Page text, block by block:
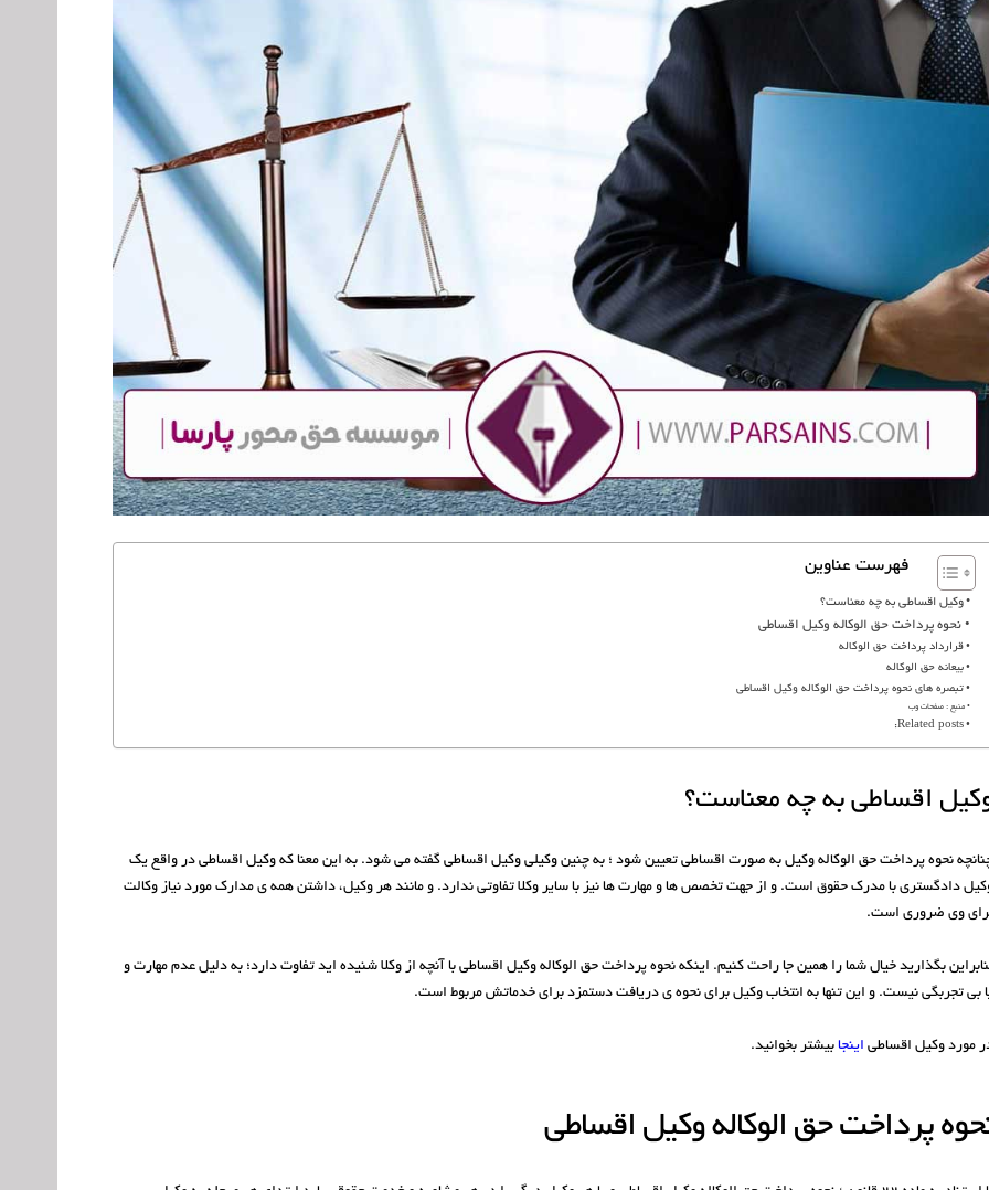
فهرست عناوین
وکیل اقساطی به چه معناست؟
نحوه پرداخت حق الوکاله وکیل اقساطی
قرارداد پرداخت حق الوکاله
بیعانه حق الوکاله
تبصره های نحوه پرداخت حق الوکاله وکیل اقساطی
منبع : صفحات وب
Related posts:
اقساطی به چه معناست؟
نحوه پرداخت حق الوکاله وکیل به صورت اقساطی تعیین شود ؛ به چنین وکیلی وکیل اقساطی گفته می شود. به این معنا که وکیل اقساطی در واقع یک
دادگستری با مدرک حقوق است. و از جهت تخصص ها و مهارت ها نیز با سایر وکلا تفاوتی ندارد. و مانند هر وکیل، داشتن همه ی مدارک مورد نیاز وکالت
وی ضروری است.
بگذارید خیال شما را همین جا راحت کنیم. اینکه نحوه پرداخت حق الوکاله وکیل اقساطی با آنچه از وکلا شنیده اید تفاوت دارد؛ به دلیل عدم مهارت و
بی تجربگی نیست. و این تنها به انتخاب وکیل برای نحوه ی دریافت دستمزد برای خدماتش مربوط است.
مورد وکیل اقساطی اینجا بیشتر بخوانید.
پرداخت حق الوکاله وکیل اقساطی